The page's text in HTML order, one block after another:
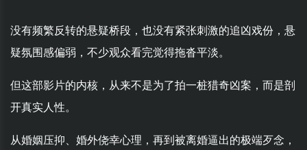
没有频繁反转的悬疑桥段，也没有紧张刺激的追凶戏份，悬
疑氛围感偏弱，不少观众看完觉得拖沓平淡。
但这部影片的内核，从来不是为了拍一桩猎奇凶案，而是剖
开真实人性。
从婚姻压抑、婚外侥幸心理，再到被离婚逼出的极端歹念，